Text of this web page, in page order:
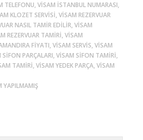
TELEFONU, VISAM ISTANBUL NUMARASI,
KLOZET SERVISI, VISAM REZERVUAR
NASIL TAMIR EDILIR, VISAM
REZERVUAR TAMIRI, VISAM
FIYATI, VISAM SERVIS, VISAM
SIFON PARÇALARI, VISAM SIFON TAMIRI,
TAMIRI, VISAM YEDEK PARÇA, VISAM
YAPILMAMIŞ